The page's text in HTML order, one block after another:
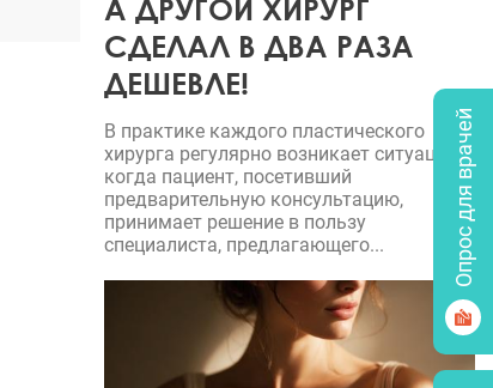
А ДРУГОЙ ХИРУРГ
СДЕЛАЛ В ДВА РАЗА
ДЕШЕВЛЕ!
В практике каждого пластического
хирурга регулярно возникает ситуация,
когда пациент, посетивший
предварительную консультацию,
принимает решение в пользу
специалиста, предлагающего...
Опрос для врачей